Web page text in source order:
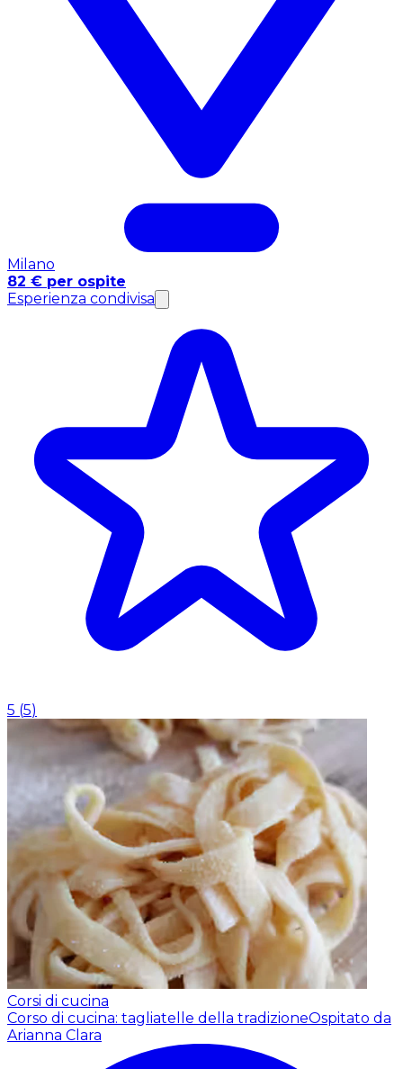
Milano
82 € per ospite
Esperienza condivisa
5 (5)
Corsi di cucina
Corso di cucina: tagliatelle della tradizioneOspitato da
Arianna Clara